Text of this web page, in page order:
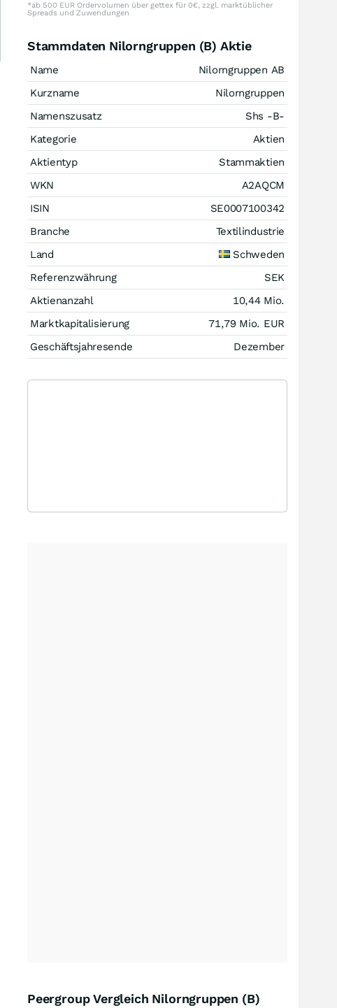
*ab 500 EUR Ordervolumen über gettex für 0€, zzgl. marktüblicher
Spreads und Zuwendungen
Stammdaten Nilorngruppen (B) Aktie
Name
Nilorngruppen AB
Kurzname
Nilorngruppen
Namenszusatz
Shs -B-
Kategorie
Aktien
Aktientyp
Stammaktien
WKN
A2AQCM
ISIN
SE0007100342
Branche
Textilindustrie
Land
Schweden
Referenzwährung
SEK
Aktienanzahl
10,44 Mio.
Marktkapitalisierung
71,79 Mio. EUR
Geschäftsjahresende
Dezember
Peergroup Vergleich Nilorngruppen (B)